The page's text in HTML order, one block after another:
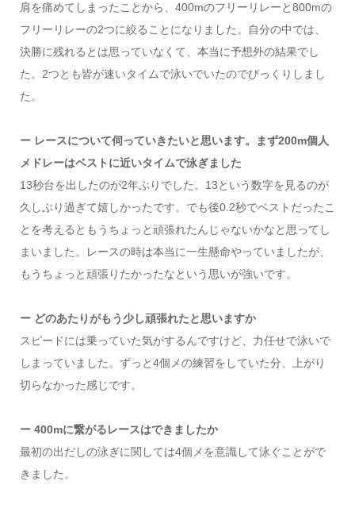
肩を痛めてしまったことから、400mのフリーリレーと800mの
フリーリレーの2つに絞ることになりました。自分の中では、
決勝に残れるとは思っていなくて、本当に予想外の結果でし
た。2つとも皆が速いタイムで泳いでいたのでびっくりしまし
た。
ー レースについて伺っていきたいと思います。まず200m個人
メドレーはベストに近いタイムで泳ぎました
13秒台を出したのが2年ぶりでした。13という数字を見るのが
久しぶり過ぎて嬉しかったです。でも後0.2秒でベストだったこ
とを考えるともうちょっと頑張れたんじゃないかなと思ってし
まいました。レースの時は本当に一生懸命やっていましたが、
もうちょっと頑張りたかったなという思いが強いです。
ー どのあたりがもう少し頑張れたと思いますか
スピードには乗っていた気がするんですけど、力任せで泳いで
しまっていました。ずっと4個メの練習をしていた分、上がり
切らなかった感じです。
ー 400mに繋がるレースはできましたか
最初の出だしの泳ぎに関しては4個メを意識して泳ぐことがで
きました。